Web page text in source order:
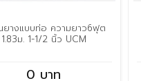
ยางแบบท่อ ความยาว6ฟุต
1.83ม. 1-1/2 นิ้ว UCM
0 บาท